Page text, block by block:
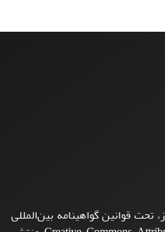
قوانین گواهینامه بین‌المللی